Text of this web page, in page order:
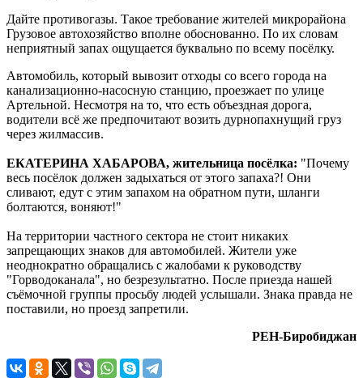
Дайте противогазы. Такое требование жителей микрорайона
Грузовое автохозяйство вполне обоснованно. По их словам
неприятный запах ощущается буквально по всему посёлку.
Автомобиль, который вывозит отходы со всего города на
канализационно-насосную станцию, проезжает по улице
Артельной. Несмотря на то, что есть объездная дорога,
водители всё же предпочитают возить дурнопахнущий груз
через жилмассив.
ЕКАТЕРИНА ХАБАРОВА, жительница посёлка: "Почему
весь посёлок должен задыхаться от этого запаха?! Они
сливают, едут с этим запахом на обратном пути, шланги
болтаются, воняют!"
На территории частного сектора не стоит никаких
запрещающих знаков для автомобилей. Жители уже
неоднократно обращались с жалобами к руководству
"Горводоканала", но безрезультатно. После приезда нашей
съёмочной группы просьбу людей услышали. Знака правда не
поставили, но проезд запретили.
РЕН-Биробиджан